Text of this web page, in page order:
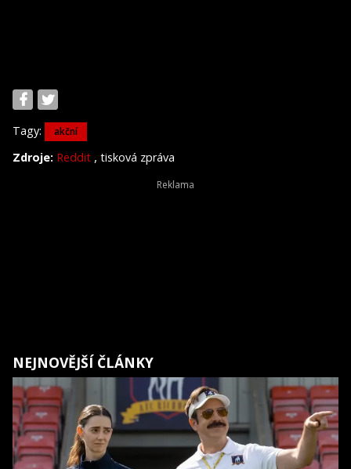
Tagy: akční
Zdroje: Reddit , tisková zpráva
NEJNOVĚJŠÍ ČLÁNKY